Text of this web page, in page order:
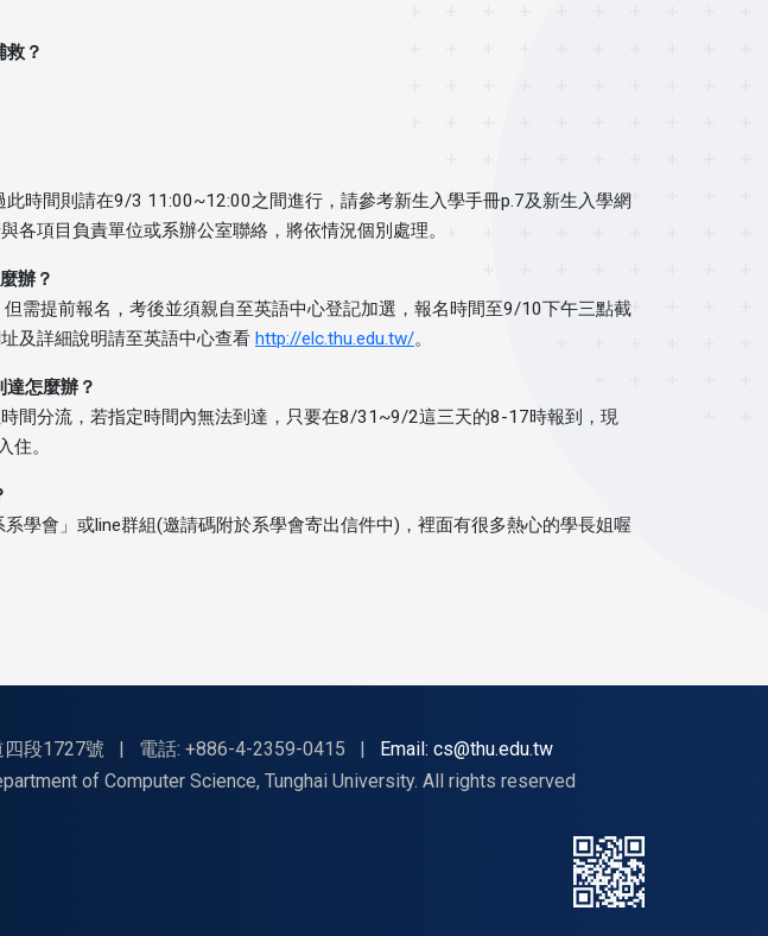
救？
時間則請在9/3 11:00~12:00之間進行，請參考新生入學手冊p.7及新生入學網
各項目負責單位或系辦公室聯絡，將依情況個別處理。
辦？
需提前報名，考後並須親自至英語中心登記加選，報名時間至9/10下午三點截
及詳細說明請至英語中心查看 http://elc.thu.edu.tw/。
怎麼辦？
間分流，若指定時間內無法到達，只要在8/31~9/2這三天的8-17時報到，現
住。
學會」或line群組(邀請碼附於系學會寄出信件中)，裡面有很多熱心的學長姐喔
段1727號 | 電話: +886-4-2359-0415 |
Email: cs@thu.edu.tw
of Computer Science, Tunghai University. All rights reserved